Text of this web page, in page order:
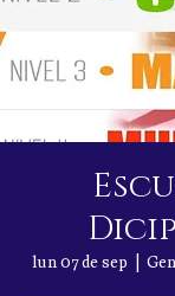
lun 07 de sep